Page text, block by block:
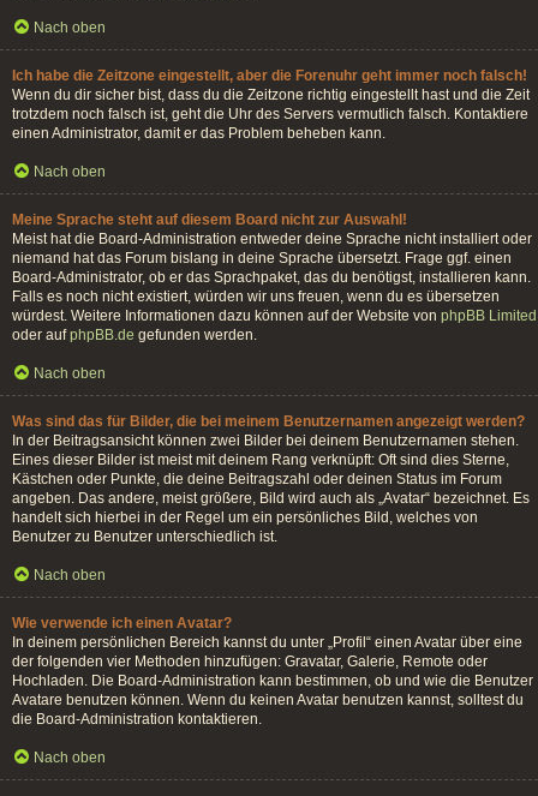
Nach oben
Ich habe die Zeitzone eingestellt, aber die Forenuhr geht immer noch falsch!
Wenn du dir sicher bist, dass du die Zeitzone richtig eingestellt hast und die Zeit
trotzdem noch falsch ist, geht die Uhr des Servers vermutlich falsch. Kontaktiere
einen Administrator, damit er das Problem beheben kann.
Nach oben
Meine Sprache steht auf diesem Board nicht zur Auswahl!
Meist hat die Board-Administration entweder deine Sprache nicht installiert oder
niemand hat das Forum bislang in deine Sprache übersetzt. Frage ggf. einen
Board-Administrator, ob er das Sprachpaket, das du benötigst, installieren kann.
Falls es noch nicht existiert, würden wir uns freuen, wenn du es übersetzen
würdest. Weitere Informationen dazu können auf der Website von phpBB Limited
oder aufphpBB.de gefunden werden.
Nach oben
Was sind das für Bilder, die bei meinem Benutzernamen angezeigt werden?
In der Beitragsansicht können zwei Bilder bei deinem Benutzernamen stehen.
Eines dieser Bilder ist meist mit deinem Rang verknüpft: Oft sind dies Sterne,
Kästchen oder Punkte, die deine Beitragszahl oder deinen Status im Forum
angeben. Das andere, meist größere, Bild wird auch als „Avatar“ bezeichnet. Es
handelt sich hierbei in der Regel um ein persönliches Bild, welches von
Benutzer zu Benutzer unterschiedlich ist.
Nach oben
Wie verwende ich einen Avatar?
In deinem persönlichen Bereich kannst du unter „Profil“ einen Avatar über eine
der folgenden vier Methoden hinzufügen: Gravatar, Galerie, Remote oder
Hochladen. Die Board-Administration kann bestimmen, ob und wie die Benutzer
Avatare benutzen können. Wenn du keinen Avatar benutzen kannst, solltest du
die Board-Administration kontaktieren.
Nach oben